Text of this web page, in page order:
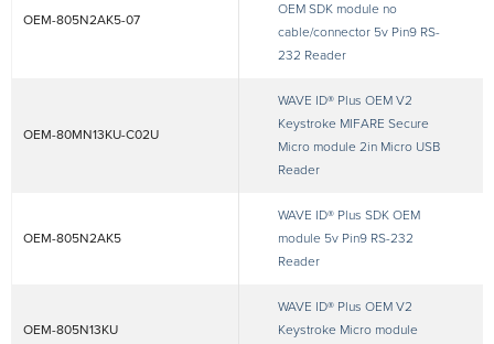
OEM-805N2AK5-07
OEM SDK module no
cable/connector 5v Pin9 RS-
232 Reader
OEM-80MN13KU-C02U
WAVE ID® Plus OEM V2
Keystroke MIFARE Secure
Micro module 2in Micro USB
Reader
OEM-805N2AK5
WAVE ID® Plus SDK OEM
module 5v Pin9 RS-232
Reader
OEM-805N13KU
WAVE ID® Plus OEM V2
Keystroke Micro module